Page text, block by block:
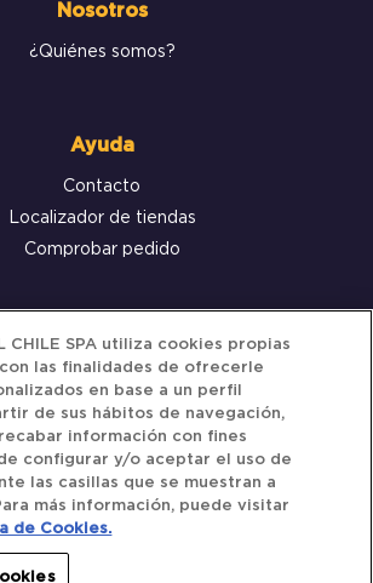
Nosotros
¿Quiénes somos?
Ayuda
Contacto
Localizador de tiendas
Comprobar pedido
Servicio al cliente
Términos y Condiciones
Política de privacidad
Siguenos
CHILE SPA utiliza cookies propias
las finalidades de ofrecerle
en base a un perfil
de sus hábitos de navegación,
información con fines
configurar y/o aceptar el uso de
las casillas que se muestran a
más información, puede visitar
de Cookies.